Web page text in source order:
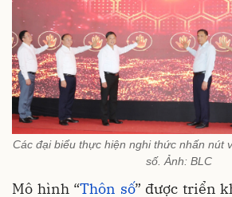
Các đại biểu thực hiện nghi thức nhấn nút
số. Ảnh: BLC
Mô hình “Thôn số” được triển